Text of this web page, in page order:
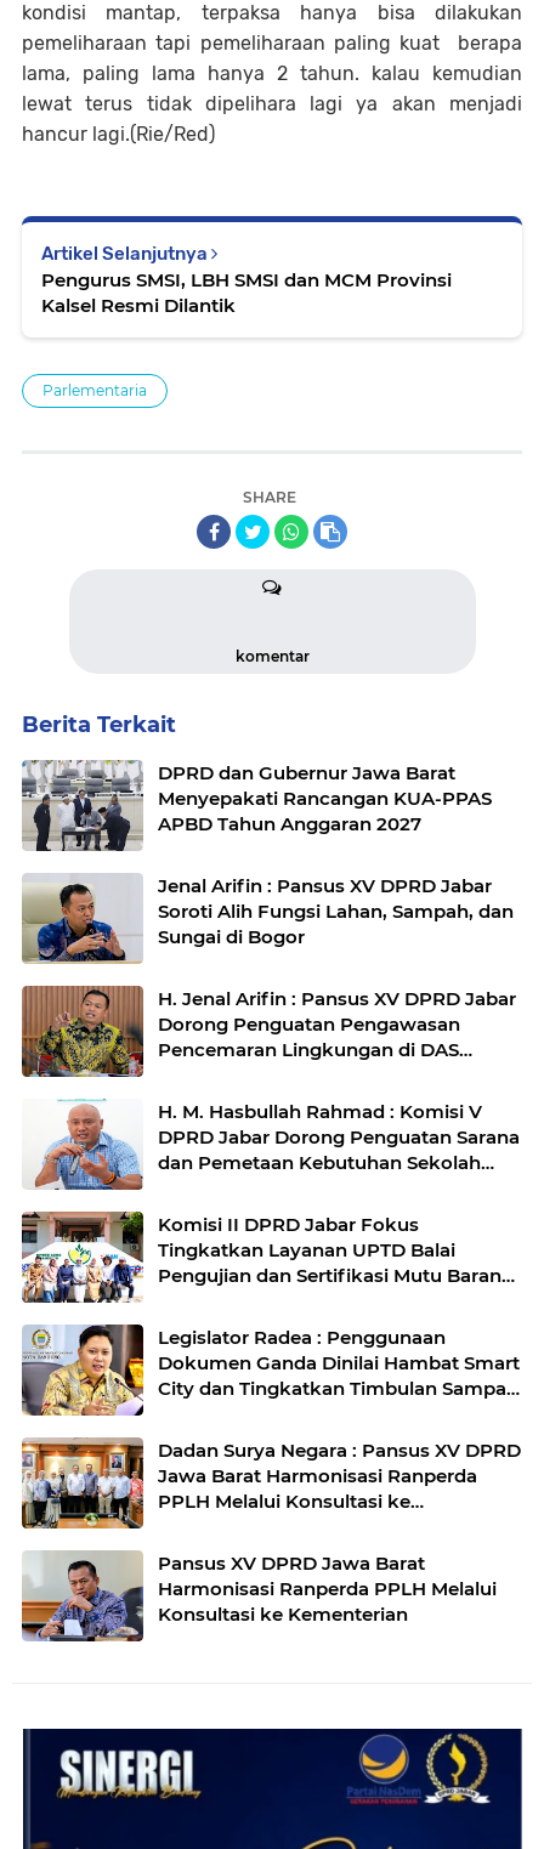
kondisi mantap, terpaksa hanya bisa dilakukan
pemeliharaan tapi pemeliharaan paling kuat berapa
lama, paling lama hanya 2 tahun. kalau kemudian
lewat terus tidak dipelihara lagi ya akan menjadi
hancur lagi.(Rie/Red)
Artikel Selanjutnya
Pengurus SMSI, LBH SMSI dan MCM Provinsi
Kalsel Resmi Dilantik
Parlementaria
SHARE
komentar
Berita Terkait
DPRD dan Gubernur Jawa Barat
Menyepakati Rancangan KUA-PPAS
APBD Tahun Anggaran 2027
Jenal Arifin : Pansus XV DPRD Jabar
Soroti Alih Fungsi Lahan, Sampah, dan
Sungai di Bogor
H. Jenal Arifin : Pansus XV DPRD Jabar
Dorong Penguatan Pengawasan
Pencemaran Lingkungan di DAS
H. M. Hasbullah Rahmad : Komisi V
DPRD Jabar Dorong Penguatan Sarana
dan Pemetaan Kebutuhan Sekolah
Komisi II DPRD Jabar Fokus
Tingkatkan Layanan UPTD Balai
Pengujian dan Sertifikasi Mutu Barang
Legislator Radea : Penggunaan
Dokumen Ganda Dinilai Hambat Smart
City dan Tingkatkan Timbulan Sampah
Dadan Surya Negara : Pansus XV DPRD
Jawa Barat Harmonisasi Ranperda
PPLH Melalui Konsultasi ke
Pansus XV DPRD Jawa Barat
Harmonisasi Ranperda PPLH Melalui
Konsultasi ke Kementerian